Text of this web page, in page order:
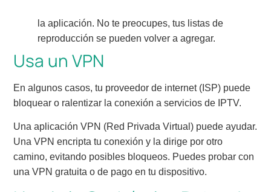
la aplicación. No te preocupes, tus listas de
reproducción se pueden volver a agregar.
Usa un VPN
En algunos casos, tu proveedor de internet (ISP) puede
bloquear o ralentizar la conexión a servicios de IPTV.
Una aplicación VPN (Red Privada Virtual) puede ayudar.
Una VPN encripta tu conexión y la dirige por otro
camino, evitando posibles bloqueos. Puedes probar con
una VPN gratuita o de pago en tu dispositivo.